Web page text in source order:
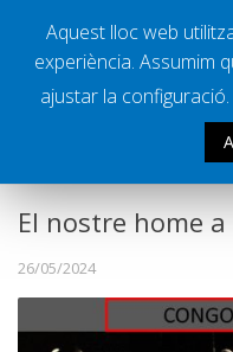
Successos
Ràdio
El nostre home
26/05/2024
Aquest lloc web
experiència. Assumim
ajustar la configuració.